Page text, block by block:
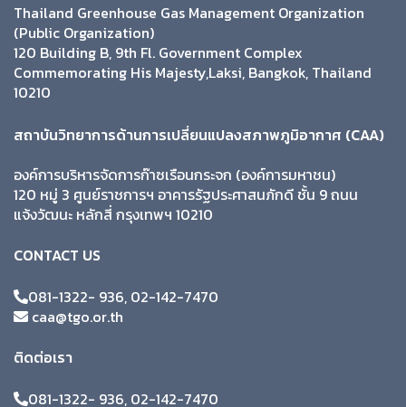
Thailand Greenhouse Gas Management Organization
(Public Organization)
120 Building B, 9th Fl. Government Complex
Commemorating His Majesty,Laksi, Bangkok, Thailand
10210
สถาบันวิทยาการด้านการเปลี่ยนแปลงสภาพภูมิอากาศ (CAA)
องค์การบริหารจัดการก๊าซเรือนกระจก (องค์การมหาชน)
120 หมู่ 3 ศูนย์ราชการฯ อาคารรัฐประศาสนภักดี ชั้น 9 ถนน
แจ้งวัฒนะ หลักสี่ กรุงเทพฯ 10210
CONTACT US
081-1322- 936, 02-142-7470
caa@tgo.or.th
ติดต่อเรา
081-1322- 936, 02-142-7470